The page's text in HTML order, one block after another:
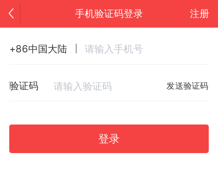
手机验证码登录 注册
+86中国大陆
验证码 发送验证码
登录